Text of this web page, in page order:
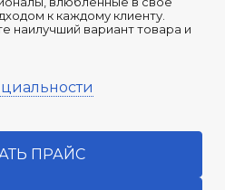
к каждому клиенту.
наилучший вариант товара и
ПРАЙС